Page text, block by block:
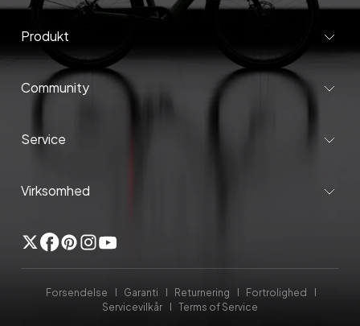
Produkt
Community
Service
Virksomhed
TwitterFacebook
Pinterest
Instagram
YouTube
Forsendelse Garanti Returnering
Fortrolighed
Servicevilkår
Terms of Service